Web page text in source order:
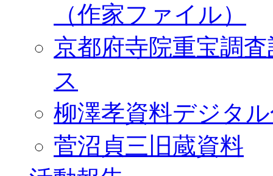
（作家ファイル）
京都府寺院重宝調
ス
柳澤孝資料デジタ
菅沼貞三旧蔵資料